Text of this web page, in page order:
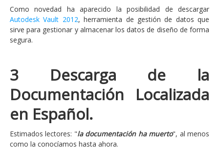
Como novedad ha aparecido la posibilidad de descargar
Autodesk Vault 2012, herramienta de gestión de datos que
sirve para gestionar y almacenar los datos de diseño de forma
segura.
3 Descarga de la
Documentación Localizada
en Español.
Estimados lectores: "la documentación ha muerto", al menos
como la conocíamos hasta ahora.